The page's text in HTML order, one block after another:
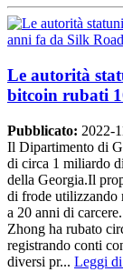
Le autorità
bitcoin rubati
Pubblicato: 2022-
Il Dipartimento di
di circa 1 miliardo
della Georgia.Il
di frode utilizzando
a 20 anni di
Zhong ha rubato
registrando conti
diversi pr... Leggi